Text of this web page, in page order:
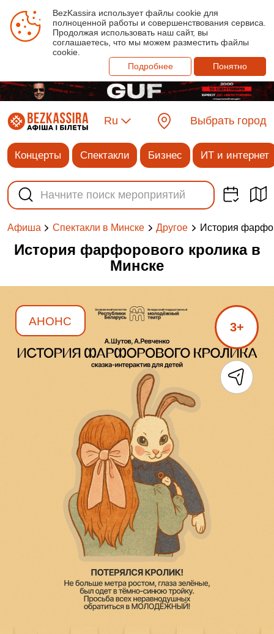
BezKassira использует файлы cookie для
полноценной работы и совершенствования сервиса.
Продолжая использовать наш сайт, вы
соглашаетесь, что мы можем разместить файлы
cookie.
Подробнее
Понятно
Ru Выбрать город
Концерты Спектакли Бизнес ИТ и интернет
Афиша Спектакли в Минске Другое История
История фарфорового кролика​ в
Минске
АНОНС 3+